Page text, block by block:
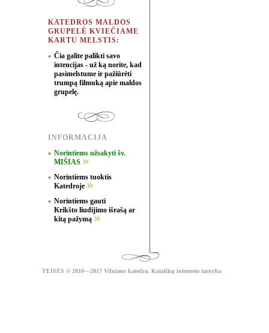
KATEDROS MALDOS
GRUPELĖ KVIEČIAME
KARTU MELSTIS:
Čia galite palikti savo
intencijas - už ką norite, kad
pasimelstume ir pažiūrėti
trumpą filmuką apie maldos
grupelę.
INFORMACIJA
Norintiems užsakyti šv.
MIŠIAS
Norintiems tuoktis
Katedroje
Norintiems gauti
Krikšto liudijimo išrašą ar
kitą pažymą
TEISĖS © 2010—2017 Vilniaus katedra, Katalikų interneto tarnyba